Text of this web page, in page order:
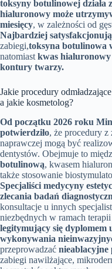
toksyny botulinowej działa
hialuronowy może
miesięcy, w zależności od
Najbardziej
zabiegi,toksyna botulinowa
natomiast kwas
kontury twarzy.
Jakie procedury
a jakie kosmetolog?
Od początku 2026 roku
potwierdziło, że procedury z
naprawczej mogą być
dentystów. Obejmuje to
botulinową, kwasem
także stosowanie
Specjaliści medycyny
zlecania badań
konsultacje u innych
niezbędnych w ramach
legitymujący się dyplomem
wykonywania
przeprowadzać nieablacyjne
zabiegi nawilżające,